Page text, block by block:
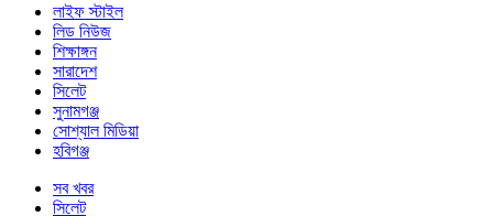
লাইফ স্টাইল
লিড নিউজ
শিক্ষাঙ্গন
সারাদেশ
সিলেট
সুনামগঞ্জ
সোশ্যাল মিডিয়া
হবিগঞ্জ
সব খবর
সিলেট